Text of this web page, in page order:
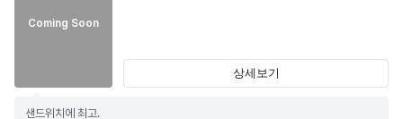
Coming Soon
상세보기
샌드위치에 최고.